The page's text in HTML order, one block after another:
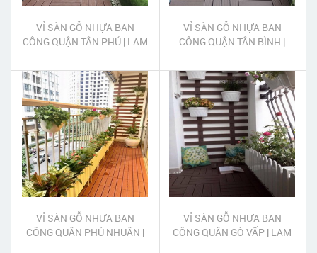
VỈ SÀN GỖ NHỰA BAN
CÔNG QUẬN TÂN PHÚ | LAM
CÔNG QUẬN TÂN PHÚ
VỈ SÀN GỖ NHỰA BAN
CÔNG QUẬN TÂN BÌNH |
BAN CÔNG QUẬN TÂN BÌNH
VỈ SÀN GỖ NHỰA BAN
CÔNG QUẬN PHÚ NHUẬN |
VỈ SÀN GỖ NHỰA BAN
CÔNG QUẬN GÒ VẤP | LAM